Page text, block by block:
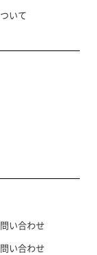
いて
い合わせ
い合わせ